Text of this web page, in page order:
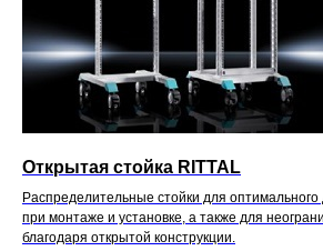
Открытая стойка RITTAL
Распределительные стойки для оптимального
при монтаже и установке, а также для
благодаря открытой конструкции.